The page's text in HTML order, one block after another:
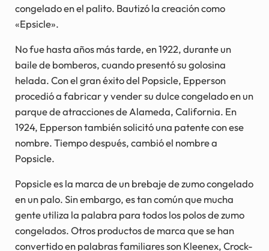
congelado en el palito. Bautizó la creación como
«Epsicle».
No fue hasta años más tarde, en 1922, durante un
baile de bomberos, cuando presentó su golosina
helada. Con el gran éxito del Popsicle, Epperson
procedió a fabricar y vender su dulce congelado en un
parque de atracciones de Alameda, California. En
1924, Epperson también solicitó una patente con ese
nombre. Tiempo después, cambió el nombre a
Popsicle.
Popsicle es la marca de un brebaje de zumo congelado
en un palo. Sin embargo, es tan común que mucha
gente utiliza la palabra para todos los polos de zumo
congelados. Otros productos de marca que se han
convertido en palabras familiares son Kleenex, Crock-